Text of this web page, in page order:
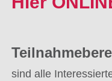
sind alle